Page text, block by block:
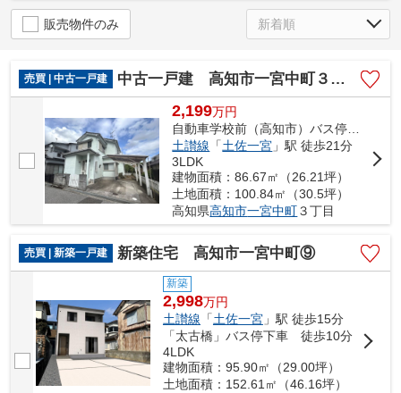
販売物件のみ
売買 | 中古一戸建 中古一戸建 高知市一宮中町３丁目
2,199万円
自動車学校前（高知市）バス停下車 徒歩3分
土讃線 「土佐一宮 」駅 徒歩21分
3LDK
建物面積：86.67㎡（26.21坪）
土地面積：100.84㎡（30.5坪）
高知県高知市一宮中町３丁目
売買 | 新築一戸建 新築住宅 高知市一宮中町⑨
新築
2,998万円
土讃線 「土佐一宮」駅 徒歩15分
「太古橋」バス停下車 徒歩10分
4LDK
建物面積：95.90㎡（29.00坪）
土地面積：152.61㎡（46.16坪）